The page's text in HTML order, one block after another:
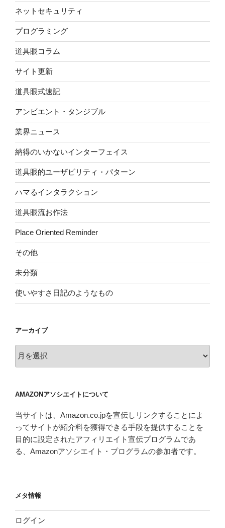
ネットセキュリティ
プログラミング
道具眼コラム
サイト更新
道具眼式速記
アンビエント・タンジブル
業界ニュース
納得のいかないインターフェイス
道具眼的ユーザビリティ・パターン
ハマるインタラクション
道具眼流お作法
Place Oriented Reminder
その他
未分類
使いやすさ日記のようなもの
アーカイブ
ー
ブ
AMAZONアソシエイトについて
当サイトは、Amazon.co.jpを宣伝しリンクすることによ
ってサイトが紹介料を獲得できる手段を提供することを
目的に設定されたアフィリエイト宣伝プログラムであ
る、Amazonアソシエイト・プログラムの参加者です。
メタ情報
ログイン